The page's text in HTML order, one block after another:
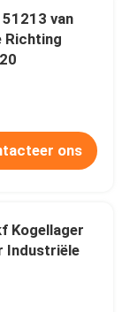
51213 van
Richting
ons
Kogellager
Industriële